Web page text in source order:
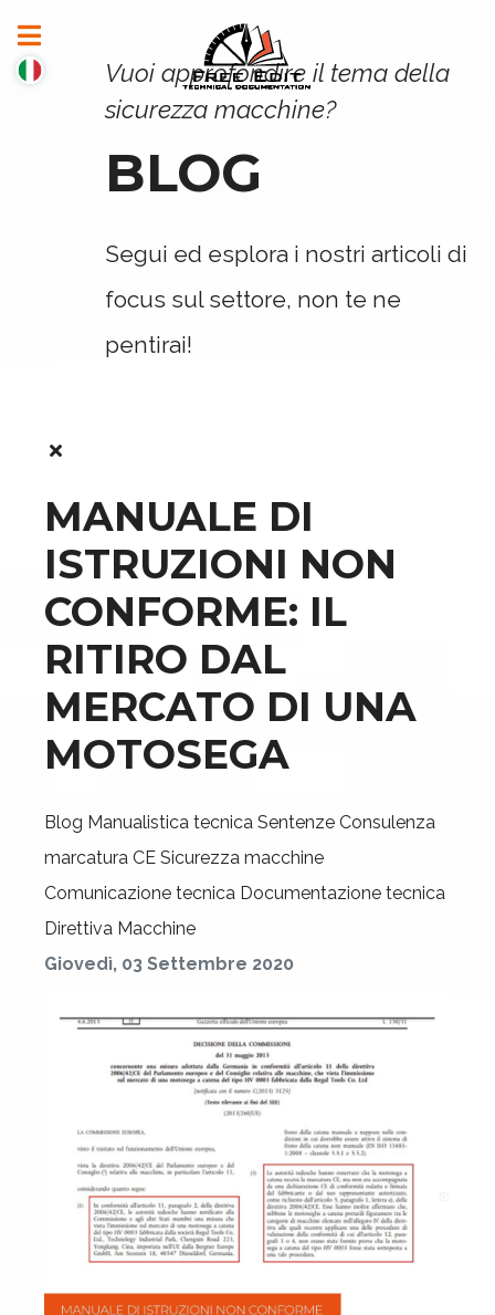
Vuoi approfondire il tema della
sicurezza macchine?
BLOG
Segui ed esplora i nostri articoli di
focus sul settore, non te ne
pentirai!
MANUALE DI
ISTRUZIONI NON
CONFORME: IL
RITIRO DAL
MERCATO DI UNA
MOTOSEGA
Blog Manualistica tecnica Sentenze Consulenza
marcatura CE Sicurezza macchine
Comunicazione tecnica Documentazione tecnica
Direttiva Macchine
Giovedì, 03 Settembre 2020